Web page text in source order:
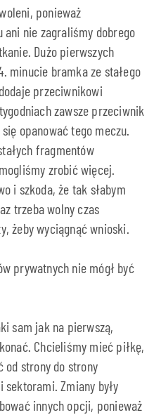
ponieważ
nie zagraliśmy dobrego
Dużo pierwszych
minucie bramka ze stałego
przeciwnikowi
zawsze przeciwnik
opanować tego meczu.
fragmentów
zrobić więcej.
i szkoda, że tak słabym
trzeba wolny czas
żeby wyciągnąć wnioski.
prywatnych nie mógł być
sam jak na pierwszą,
Chcieliśmy mieć piłkę,
od strony do strony
Zmiany były
innych opcji, ponieważ